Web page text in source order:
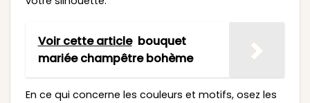
Voir cette article bouquet
mariée champêtre bohème
En ce qui concerne les couleurs et motifs, osez les